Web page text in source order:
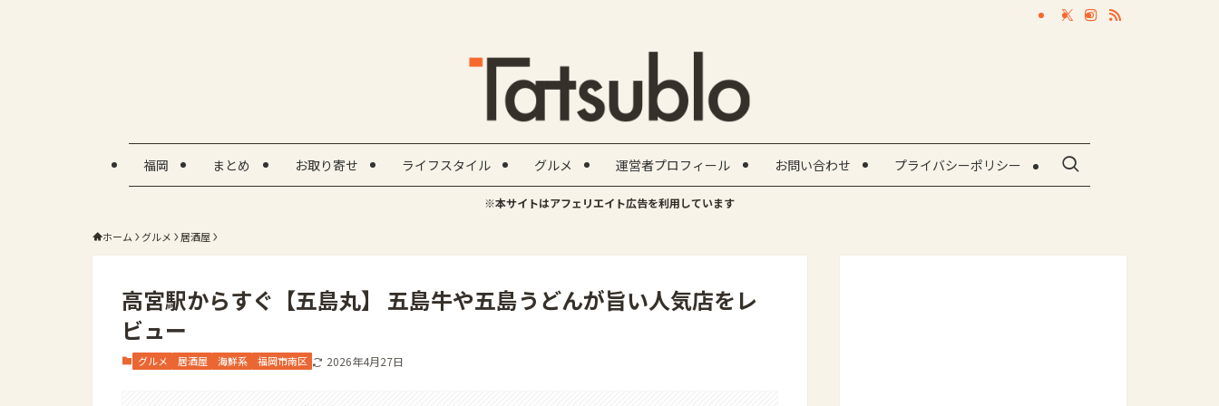
福岡 まとめ お取り寄せ ライフスタイル グルメ 運営者プロフィール お問い合わせ プライバシーポリシー
※本サイトはアフェリエイト広告を利用しています
ホーム グルメ 居酒屋
高宮駅からすぐ【五島丸】 五島牛や五島うどんが旨い人気店をレ
ビュー
グルメ 居酒屋 海鮮系 福岡市南区 2026年4月27日